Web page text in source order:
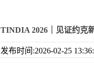
2026｜见证约克
发布时间:2026-02-25